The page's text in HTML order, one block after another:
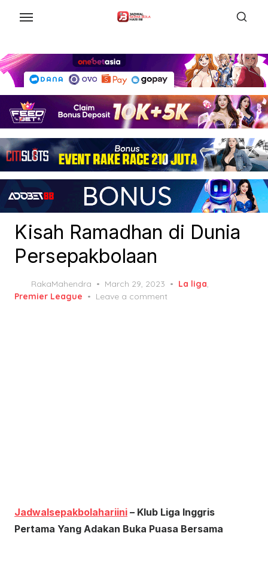
content
Kisah Ramadhan di Dunia
Persepakbolaan
RakaMahendra
Posted
on
March 29, 2023 La liga,
Premier League
Leave a comment
Jadwalsepakbolahariini – Klub Liga Inggris
Pertama Yang Adakan Buka Puasa Bersama